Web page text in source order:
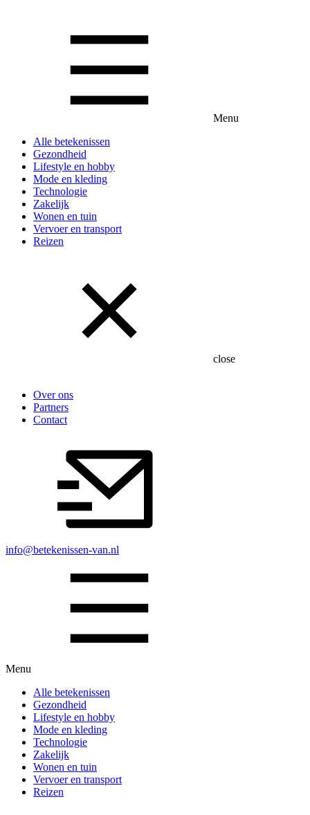
Menu
Alle betekenissen
Gezondheid
Lifestyle en hobby
Mode en kleding
Technologie
Zakelijk
Wonen en tuin
Vervoer en transport
Reizen
close
Over ons
Partners
Contact
info@betekenissen-van.nl
Menu
Alle betekenissen
Gezondheid
Lifestyle en hobby
Mode en kleding
Technologie
Zakelijk
Wonen en tuin
Vervoer en transport
Reizen